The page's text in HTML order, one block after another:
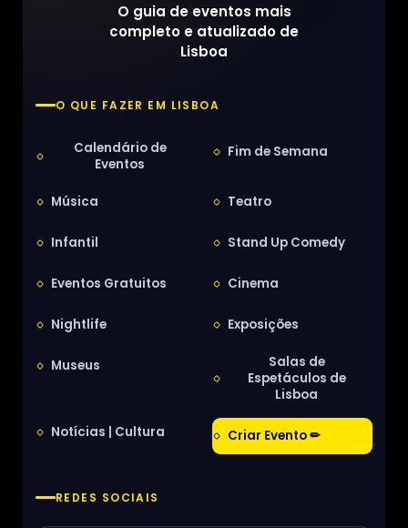
O guia de eventos mais
completo e atualizado de
Lisboa
O QUE FAZER EM LISBOA
Calendário de
Eventos
Fim de Semana
Música Teatro
Infantil Stand Up Comedy
Eventos Gratuitos Cinema
Nightlife Exposições
Museus
Salas de
Espetáculos de
Lisboa
Notícias | Cultura Criar Evento ✏
REDES SOCIAIS